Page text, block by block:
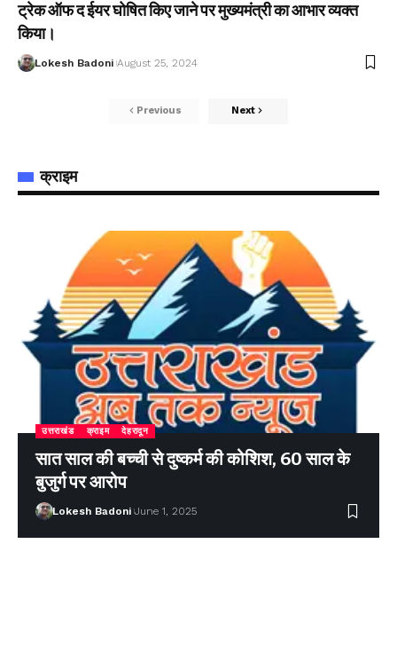
ट्रेक ऑफ द ईयर घोषित किए जाने पर मुख्यमंत्री का आभार व्यक्त
किया।
Lokesh Badoni August 25, 2024
Previous Next
क्राइम
उत्तराखंड क्राइम देहरादून
सात साल की बच्ची से दुष्कर्म की कोशिश, 60 साल के
बुजुर्ग पर आरोप
Lokesh Badoni June 1, 2025